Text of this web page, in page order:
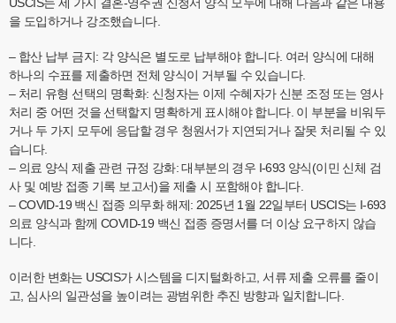
USCIS는 세 가지 결혼-영주권 신청서 양식 모두에 대해 다음과 같은 내용
을 도입하거나 강조했습니다.
– 합산 납부 금지: 각 양식은 별도로 납부해야 합니다. 여러 양식에 대해
하나의 수표를 제출하면 전체 양식이 거부될 수 있습니다.
– 처리 유형 선택의 명확화: 신청자는 이제 수혜자가 신분 조정 또는 영사
처리 중 어떤 것을 선택할지 명확하게 표시해야 합니다. 이 부분을 비워두
거나 두 가지 모두에 응답할 경우 청원서가 지연되거나 잘못 처리될 수 있
습니다.
– 의료 양식 제출 관련 규정 강화: 대부분의 경우 I-693 양식(이민 신체 검
사 및 예방 접종 기록 보고서)을 제출 시 포함해야 합니다.
– COVID-19 백신 접종 의무화 해제: 2025년 1월 22일부터 USCIS는 I-693
의료 양식과 함께 COVID-19 백신 접종 증명서를 더 이상 요구하지 않습
니다.
이러한 변화는 USCIS가 시스템을 디지털화하고, 서류 제출 오류를 줄이
고, 심사의 일관성을 높이려는 광범위한 추진 방향과 일치합니다.